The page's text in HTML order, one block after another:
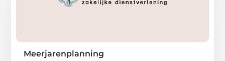
Meerjarenplanning